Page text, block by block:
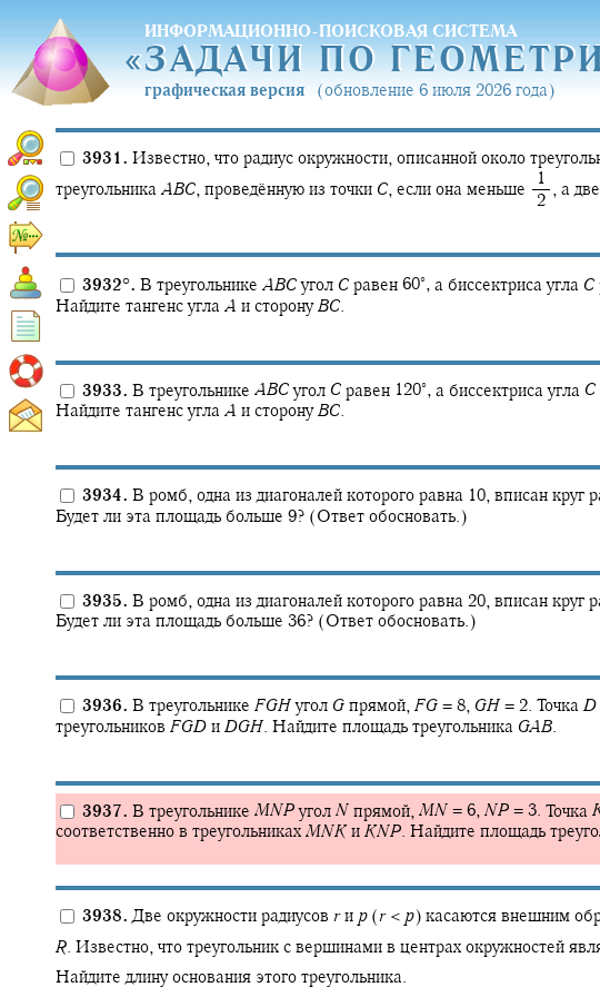
ИНФОРМАЦИОННО-ПОИСКОВАЯ СИСТЕМА
«ЗАДАЧИ ПО
«ЗАДАЧИ ПО
графическая версия (обновление 6 июля 2026 года)
3931. Известно, что радиус окружности, описанной около
треугольника ABC, проведённую из точки C, если она меньше
‍ 1
‍ 2
, а
3932°. В треугольнике ABCугол C равен 60‍∘ , а биссектриса угла C
Найдите тангенс угла A и сторонуBC.
3933. В треугольнике ABCугол C равен 120‍∘ , а биссектриса угла C
Найдите тангенс угла A и сторонуBC.
3934. В ромб, одна из диагоналей которого равна 10, вписан
Будет ли эта площадь больше 9? (Ответ обосновать.)
3935. В ромб, одна из диагоналей которого равна 20, вписан
Будет ли эта площадь больше 36? (Ответ обосновать.)
3936. В треугольнике FGHугол G прямой, FG = 8, GH = 2. Точка D
треугольников FGD и DGH. Найдите площадь треугольника GAB.
3937. В треугольнике MNPугол N прямой, MN = 6, NP = 3. Точка
соответственно в треугольниках MNK и KNP. Найдите площадь
3938. Две окружности радиусов rи p (r< p) касаются внешним
R. Известно, что треугольник с вершинами в центрах окружностей
Найдите длину основания этого треугольника.